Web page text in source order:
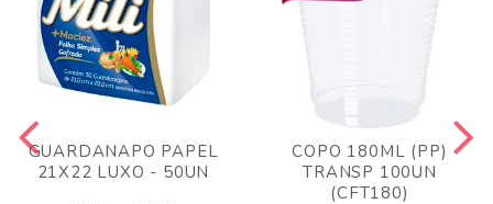
GUARDANAPO PAPEL
21X22 LUXO - 50UN
COPO 180ML (PP)
TRANSP 100UN
(CFT180)